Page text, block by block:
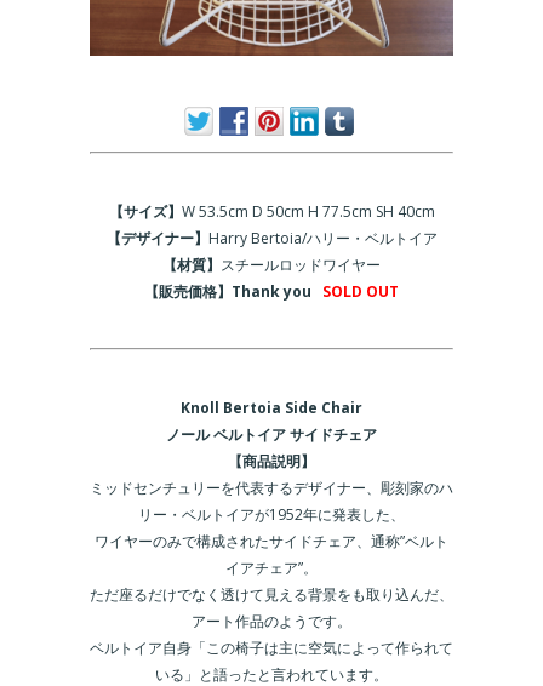
【サイズ】 W 53.5cm D 50cm H 77.5cm SH 40cm
【デザイナー】 Harry Bertoia/ハリー・ベルトイア
【材質】 スチールロッドワイヤー
【販売価格】Thank you SOLD OUT
Knoll Bertoia Side Chair
ノール ベルトイア サイドチェア
【商品説明】
ミッドセンチュリーを代表するデザイナー、彫刻家のハ
リー・ベルトイアが1952年に発表した、
ワイヤーのみで構成されたサイドチェア、通称”ベルト
イアチェア”。
ただ座るだけでなく透けて見える背景をも取り込んだ、
アート作品のようです。
ベルトイア自身「この椅子は主に空気によって作られて
いる」と語ったと言われています。